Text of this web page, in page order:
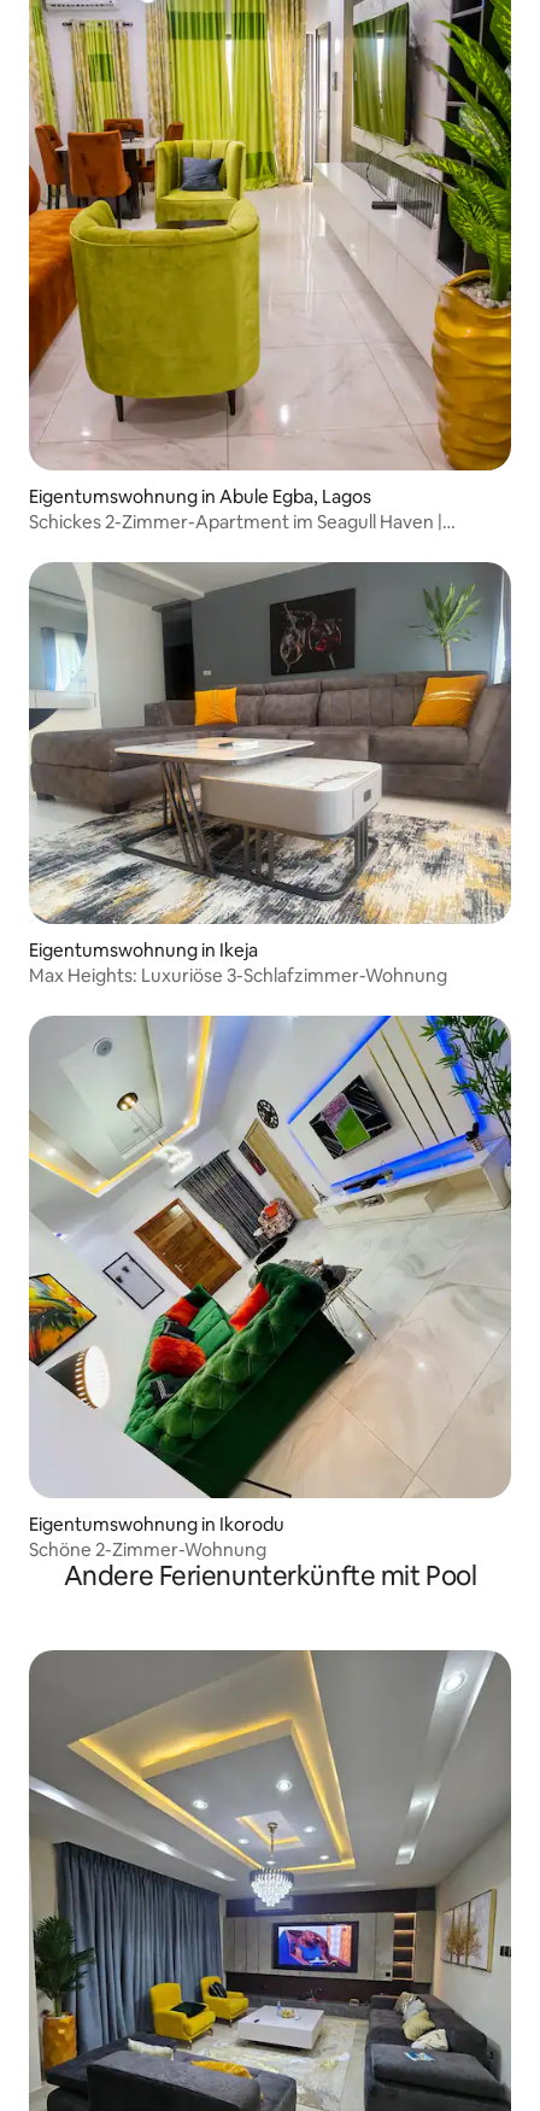
Eigentumswohnung in Abule Egba, Lagos
Schickes 2-Zimmer-Apartment im Seagull Haven |
Eigentumswohnung in Ikeja
Max Heights: Luxuriöse 3-Schlafzimmer-Wohnung
Eigentumswohnung in Ikorodu
Schöne 2-Zimmer-Wohnung
Andere Ferienunterkünfte mit Pool